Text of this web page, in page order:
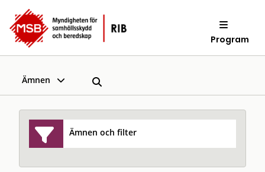
Program
Ämnen
Ämnen och filter